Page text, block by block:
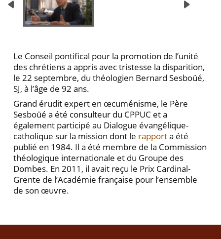
Le Conseil pontifical pour la promotion de l’unité
des chrétiens a appris avec tristesse la disparition,
le 22 septembre, du théologien Bernard Sesboüé,
SJ, à l’âge de 92 ans.
Grand érudit expert en œcuménisme, le Père
Sesboüé a été consulteur du CPPUC et a
également participé au Dialogue évangélique-
catholique sur la mission dont le rapporta été
publié en 1984. Il a été membre de la Commission
théologique internationale et du Groupe des
Dombes. En 2011, il avait reçu le Prix Cardinal-
Grente de l’Académie française pour l’ensemble
de son œuvre.